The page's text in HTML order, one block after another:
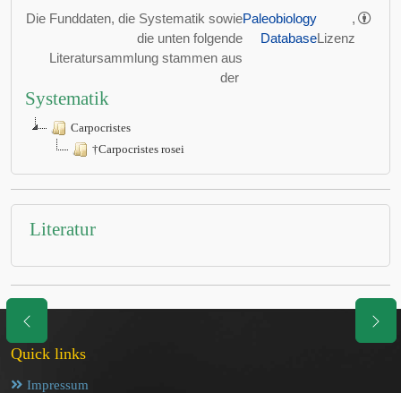
Die Funddaten, die Systematik sowie
die unten folgende
Literatursammlung stammen aus
der
Paleobiology
Database
,
Lizenz
Systematik
Carpocristes
†Carpocristes rosei
Literatur
Quick links
Impressum